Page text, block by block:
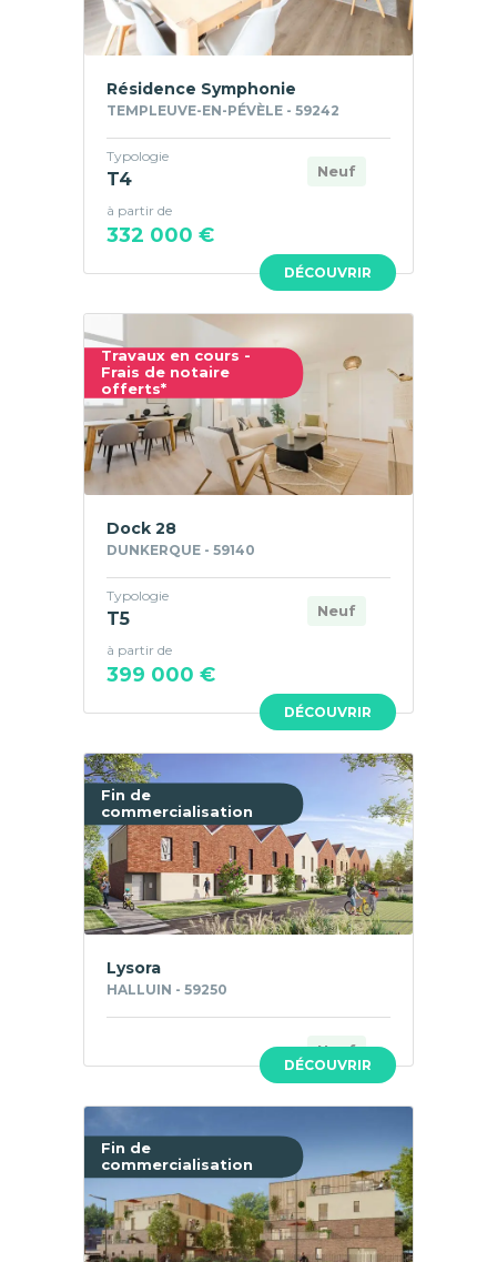
DÉCOUVRIR
Résidence Symphonie
TEMPLEUVE-EN-PÉVÈLE - 59242
Neuf
Typologie
T4
à partir de
332 000 €
Travaux en cours -
Frais de notaire
offerts*
DÉCOUVRIR
Dock 28
DUNKERQUE - 59140
Neuf
Typologie
T5
à partir de
399 000 €
Fin de
commercialisation
DÉCOUVRIR
Lysora
HALLUIN - 59250
Neuf
Fin de
commercialisation